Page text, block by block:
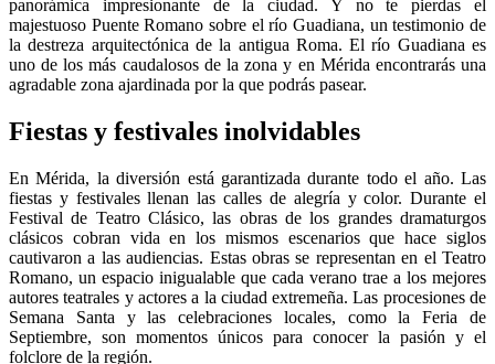
panorámica impresionante de la ciudad. Y no te pierdas el
majestuoso Puente Romano sobre el río Guadiana, un testimonio de
la destreza arquitectónica de la antigua Roma. El río Guadiana es
uno de los más caudalosos de la zona y en Mérida encontrarás una
agradable zona ajardinada por la que podrás pasear.
Fiestas y festivales inolvidables
En Mérida, la diversión está garantizada durante todo el año. Las
fiestas y festivales llenan las calles de alegría y color. Durante el
Festival de Teatro Clásico, las obras de los grandes dramaturgos
clásicos cobran vida en los mismos escenarios que hace siglos
cautivaron a las audiencias. Estas obras se representan en el Teatro
Romano, un espacio inigualable que cada verano trae a los mejores
autores teatrales y actores a la ciudad extremeña. Las procesiones de
Semana Santa y las celebraciones locales, como la Feria de
Septiembre, son momentos únicos para conocer la pasión y el
folclore de la región.